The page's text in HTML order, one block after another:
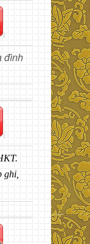
đình
ghi,